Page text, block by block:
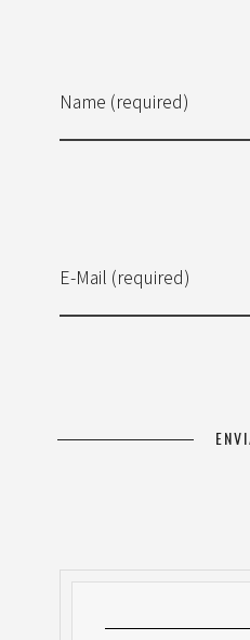
Name (required)
E-Mail (required)